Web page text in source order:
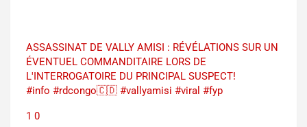
ASSASSINAT DE VALLY AMISI : RÉVÉLATIONS SUR UN
ÉVENTUEL COMMANDITAIRE LORS DE
L'INTERROGATOIRE DU PRINCIPAL SUSPECT!
#info #rdcongo🇨🇩 #vallyamisi #viral #fyp
1 0